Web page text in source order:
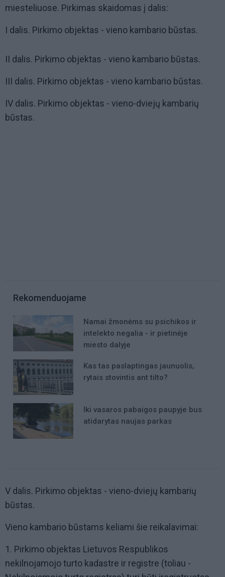
miesteliuose. Pirkimas skaidomas į dalis:
I dalis. Pirkimo objektas - vieno kambario būstas.
II dalis. Pirkimo objektas - vieno kambario būstas.
III dalis. Pirkimo objektas - vieno kambario būstas.
IV dalis. Pirkimo objektas - vieno-dviejų kambarių
būstas.
Rekomenduojame
Namai žmonėms su psichikos ir
intelekto negalia - ir pietinėje
miesto dalyje
Kas tas paslaptingas jaunuolis,
rytais stovintis ant tilto?
Iki vasaros pabaigos paupyje bus
atidarytas naujas parkas
V dalis. Pirkimo objektas - vieno-dviejų kambarių
būstas.
Vieno kambario būstams keliami šie reikalavimai:
1. Pirkimo objektas Lietuvos Respublikos
nekilnojamojo turto kadastre ir registre (toliau -